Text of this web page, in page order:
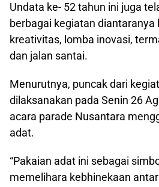
Undata ke- 52 tahun ini juga
berbagai kegiatan diantaranya
kreativitas, lomba inovasi,
dan jalan santai.
Menurutnya, puncak dari
dilaksanakan pada Senin 26
acara parade Nusantara
adat.
“Pakaian adat ini sebagai
memelihara kebhinekaan